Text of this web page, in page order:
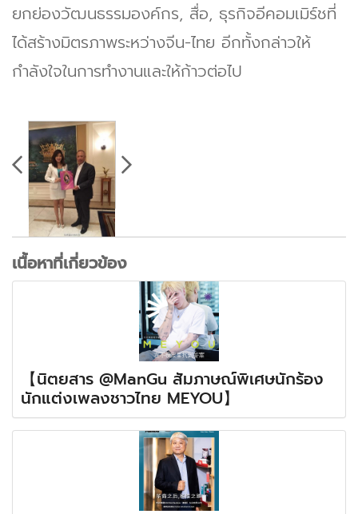
ยกย่องวัฒนธรรมองค์กร, สื่อ, ธุรกิจอีคอมเมิร์ชที่
ได้สร้างมิตรภาพระหว่างจีน-ไทย อีกทั้งกล่าวให้
กำลังใจในการทำงานและให้ก้าวต่อไป
เนื้อหาที่เกี่ยวข้อง
【นิตยสาร @ManGu สัมภาษณ์พิเศษนักร้อง
นักแต่งเพลงชาวไทย MEYOU】